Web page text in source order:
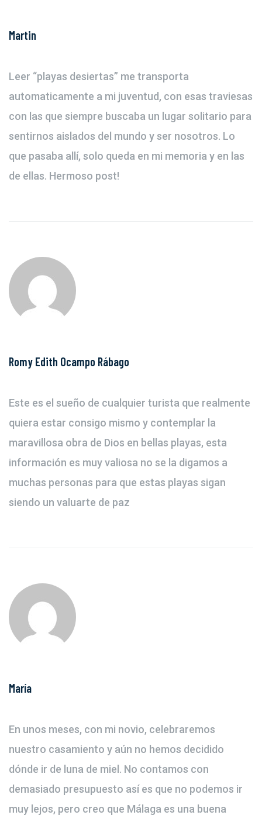
Martin
Leer “playas desiertas” me transporta
automaticamente a mi juventud, con esas traviesas
con las que siempre buscaba un lugar solitario para
sentirnos aislados del mundo y ser nosotros. Lo
que pasaba allí, solo queda en mi memoria y en las
de ellas. Hermoso post!
Romy Edith Ocampo Rábago
Este es el sueño de cualquier turista que realmente
quiera estar consigo mismo y contemplar la
maravillosa obra de Dios en bellas playas, esta
información es muy valiosa no se la digamos a
muchas personas para que estas playas sigan
siendo un valuarte de paz
María
En unos meses, con mi novio, celebraremos
nuestro casamiento y aún no hemos decidido
dónde ir de luna de miel. No contamos con
demasiado presupuesto así es que no podemos ir
muy lejos, pero creo que Málaga es una buena